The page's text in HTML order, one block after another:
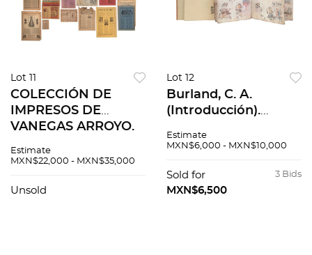
Lot 11
COLECCIÓN DE
IMPRESOS DE
VANEGAS ARROYO.
GRABADOS DE
CANCIONEROS /
Estimate
MXN$22,000 - MXN$35,000
Unsold
Lot 12
Burland, C. A.
(Introducción).
Graz, Austria: 1965.
Estimate
MXN$6,000 - MXN$10,000
3 Bids
Sold for
MXN$6,500